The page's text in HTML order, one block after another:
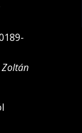
Zoltán